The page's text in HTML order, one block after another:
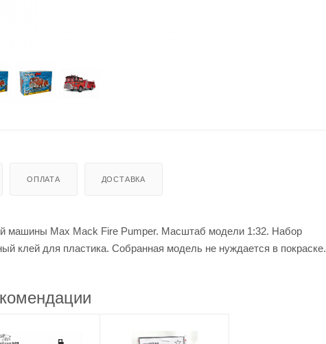
ОПЛАТА ДОСТАВКА
машины Max Mack Fire Pumper. Масштаб модели 1:32. Набор
клей для пластика. Собранная модель не нуждается в покраске.